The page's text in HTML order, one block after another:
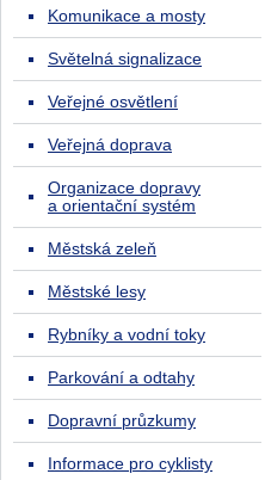
Komunikace a mosty
Světelná signalizace
Veřejné osvětlení
Veřejná doprava
Organizace dopravy
a orientační systém
Městská zeleň
Městské lesy
Rybníky a vodní toky
Parkování a odtahy
Dopravní průzkumy
Informace pro cyklisty